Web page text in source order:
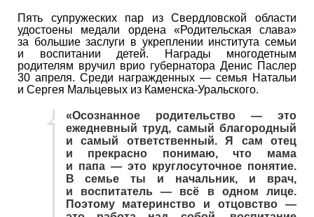
Пять супружеских пар из Свердловской области
удостоены медали ордена «Родительская слава»
за большие заслуги в укреплении института семьи
и воспитании детей. Награды многодетным
родителям вручил врио губернатора Денис Паслер
30 апреля. Среди награжденных — семья Натальи
и Сергея Мальцевых из Каменска-Уральского.
«Осознанное родительство — это
ежедневный труд, самый благородный
и самый ответственный. Я сам отец
и прекрасно понимаю, что мама
и папа — это круглосуточное понятие.
В семье ты и начальник, и врач,
и воспитатель — всё в одном лице.
Поэтому материнство и отцовство —